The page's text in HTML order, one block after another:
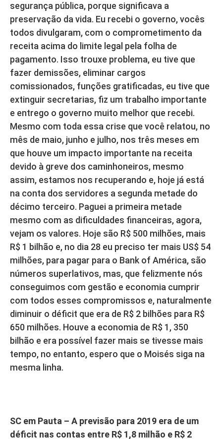
segurança pública, porque significava a
preservação da vida. Eu recebi o governo, vocês
todos divulgaram, com o comprometimento da
receita acima do limite legal pela folha de
pagamento. Isso trouxe problema, eu tive que
fazer demissões, eliminar cargos
comissionados, funções gratificadas, eu tive que
extinguir secretarias, fiz um trabalho importante
e entrego o governo muito melhor que recebi.
Mesmo com toda essa crise que você relatou, no
mês de maio, junho e julho, nos três meses em
que houve um impacto importante na receita
devido à greve dos caminhoneiros, mesmo
assim, estamos nos recuperando e, hoje já está
na conta dos servidores a segunda metade do
décimo terceiro. Paguei a primeira metade
mesmo com as dificuldades financeiras, agora,
vejam os valores. Hoje são R$ 500 milhões, mais
R$ 1 bilhão e, no dia 28 eu preciso ter mais US$ 54
milhões, para pagar para o Bank of América, são
números superlativos, mas, que felizmente nós
conseguimos com gestão e economia cumprir
com todos esses compromissos e, naturalmente
diminuir o déficit que era de R$ 2 bilhões para R$
650 milhões. Houve a economia de R$ 1, 350
bilhão e era possível fazer mais se tivesse mais
tempo, no entanto, espero que o Moisés siga na
mesma linha.
SC em Pauta – A previsão para 2019 era de um
déficit nas contas entre R$ 1,8 milhão e R$ 2